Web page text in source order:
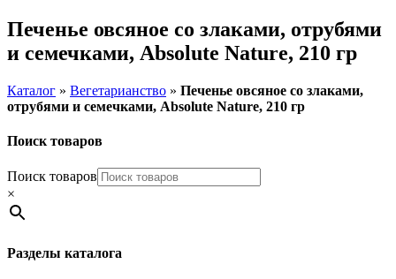
Печенье овсяное со злаками, отрубями
и семечками, Absolute Nature, 210 гр
Каталог » Вегетарианство » Печенье овсяное со злаками,
отрубями и семечками, Absolute Nature, 210 гр
Поиск товаров
Поиск товаров
×
Разделы каталога